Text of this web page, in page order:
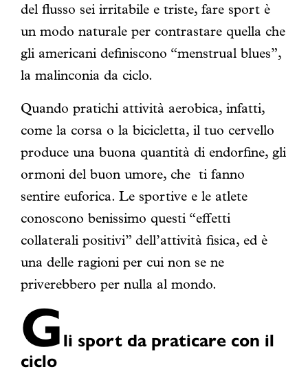
del flusso sei irritabile e triste, fare sport è
un modo naturale per contrastare quella che
gli americani definiscono “menstrual blues”,
la malinconia da ciclo.
Quando pratichi attività aerobica, infatti,
come la corsa o la bicicletta, il tuo cervello
produce una buona quantità di endorfine, gli
ormoni del buon umore, che ti fanno
sentire euforica. Le sportive e le atlete
conoscono benissimo questi “effetti
collaterali positivi” dell’attività fisica, ed è
una delle ragioni per cui non se ne
priverebbero per nulla al mondo.
Gli sport da praticare con il
ciclo